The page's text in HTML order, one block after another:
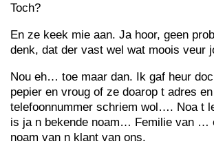
Toch?
En ze keek mie aan. Ja hoor, geen
denk, dat der vast wel wat moois veur
Nou eh… toe maar dan. Ik gaf heur
pepier en vroug of ze doarop t adres en
telefoonnummer schriem wol…. Noa t
is ja n bekende noam… Femilie van …
noam van n klant van ons.